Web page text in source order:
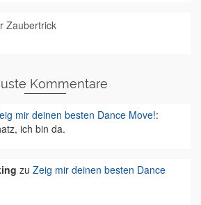
Zaubertrick
Kommentare
mir deinen besten Dance Move!:
ich bin da.
zu Zeig mir deinen besten Dance